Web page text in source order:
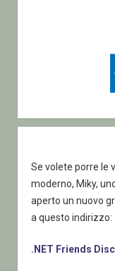
Se volete porre le
moderno, Miky,
aperto un nuovo
a questo indirizzo:
.NET Friends